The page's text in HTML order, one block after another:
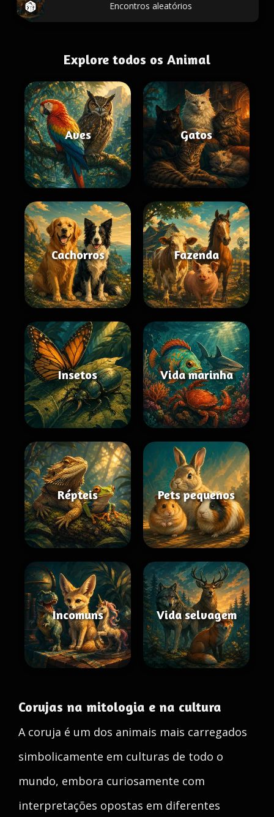
Encontros aleatórios
Explore todos os Animal
Aves Gatos
Cachorros Fazenda
Insetos Vida marinha
Répteis Pets pequenos
Incomuns Vida selvagem
Corujas na mitologia e na cultura
A coruja é um dos animais mais carregados
simbolicamente em culturas de todo o
mundo, embora curiosamente com
interpretações opostas em diferentes